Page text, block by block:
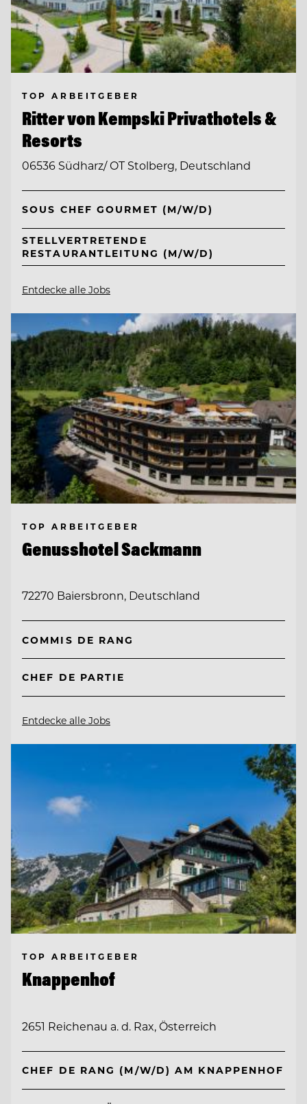
TOP ARBEITGEBER
Ritter von Kempski Privathotels &
Resorts
06536 Südharz/ OT Stolberg, Deutschland
SOUS CHEF GOURMET (M/W/D)
STELLVERTRETENDE
RESTAURANTLEITUNG (M/W/D)
Entdecke alle Jobs
TOP ARBEITGEBER
Genusshotel Sackmann
72270 Baiersbronn, Deutschland
COMMIS DE RANG
CHEF DE PARTIE
Entdecke alle Jobs
TOP ARBEITGEBER
Knappenhof
2651 Reichenau a. d. Rax, Österreich
CHEF DE RANG (M/W/D) AM KNAPPENHOF